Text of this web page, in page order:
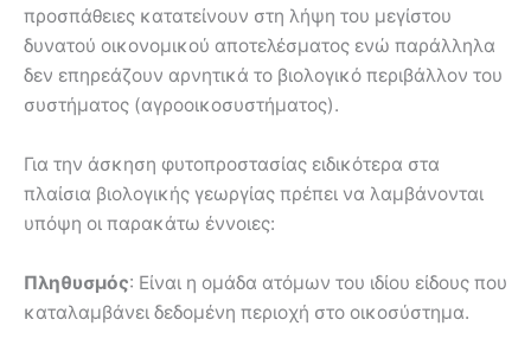
προσπάθειες κατατείνουν στη λήψη του µεγίστου
δυνατού οικονοµικού αποτελέσµατος ενώ παράλληλα
δεν επηρεάζουν αρνητικά το βιολογικό περιβάλλον του
συστήµατος (αγροοικοσυστήµατος).
Για την άσκηση φυτοπροστασίας ειδικότερα στα
πλαίσια βιολογικής γεωργίας πρέπει να λαµβάνονται
υπόψη οι παρακάτω έννοιες:
Πληθυσμός: Είναι η ομάδα ατόµων του ιδίου είδους που
καταλαµβάνει δεδοµένη περιοχή στο οικοσύστηµα.